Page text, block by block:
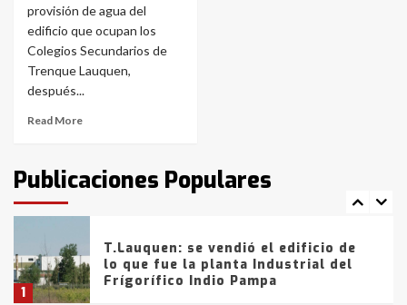
provisión de agua del
edificio que ocupan los
Colegios Secundarios de
Trenque Lauquen,
después...
Read More
Publicaciones Populares
6
La Bolsa de Cereales de Bahía
Blanca anticipa que Agosto vendrá
con lluvias y heladas, en gran parte
fueron detenidos por
comercialización de drogas en la
tarde del sábado
1
T.Lauquen: se vendió el edificio de
lo que fue la planta Industrial del
Frígorífico Indio Pampa